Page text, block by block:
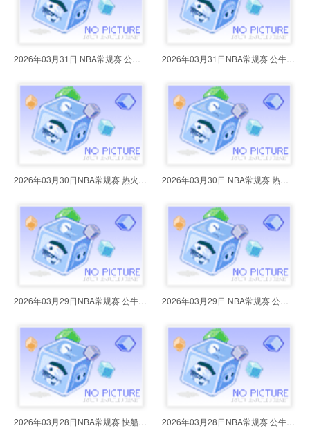
2026年03月31日 NBA常规赛 公牛vs 2026年03月31日NBA常规赛 公牛vs马
2026年03月30日NBA常规赛 热火vs步 2026年03月30日 NBA常规赛 热火vs
2026年03月29日NBA常规赛 公牛vs灰 2026年03月29日 NBA常规赛 公牛vs
2026年03月28日NBA常规赛 快船vs步 2026年03月28日NBA常规赛 公牛vs雷